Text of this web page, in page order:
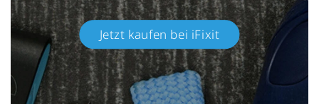
Jetzt kaufen bei iFixit​